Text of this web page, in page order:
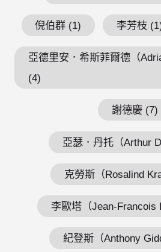
倪伯群 (1) 李芳枝
亞德里安．希斯菲爾德（
(4)
謝德慶 (7)
亞瑟．丹托（Arthur
克勞斯（Rosalind
李歐塔（Jean-Francois
紀登斯（Anthony